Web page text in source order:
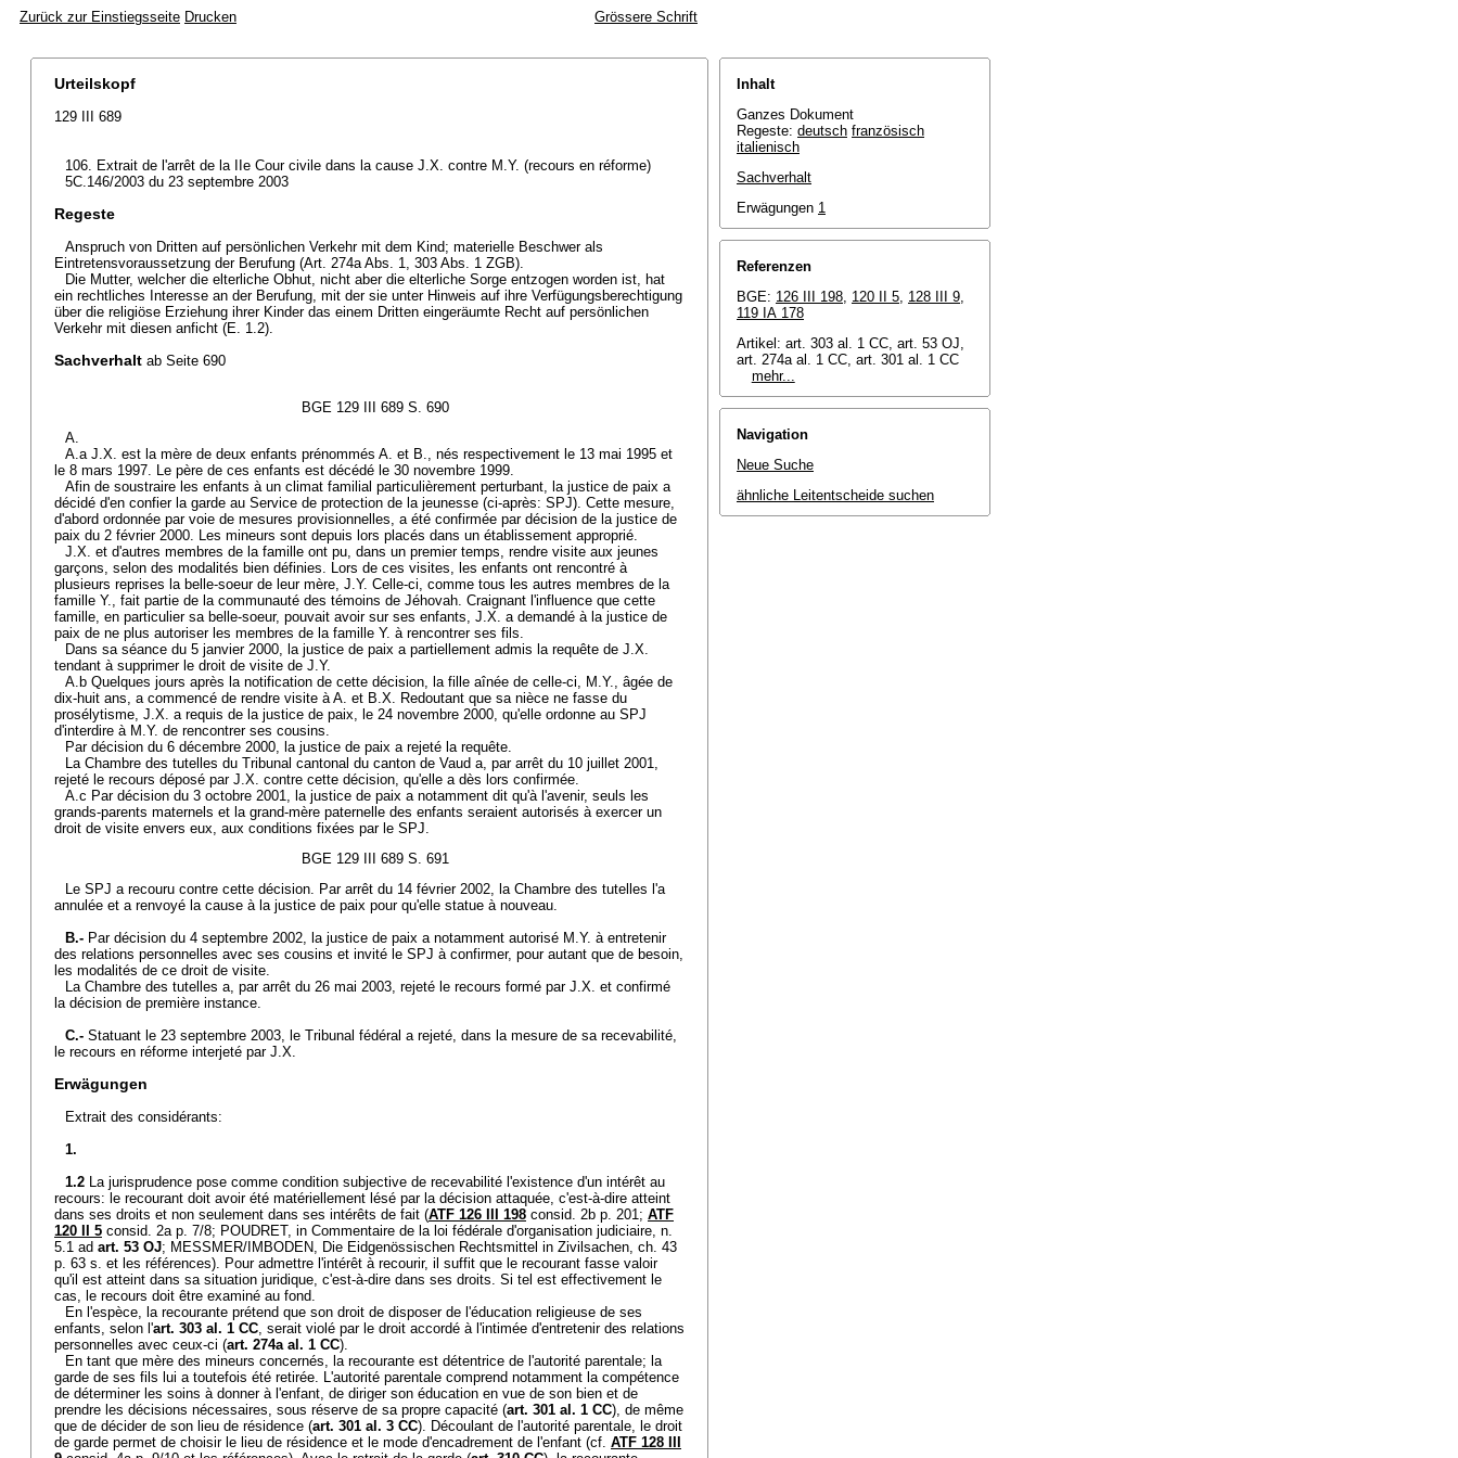
Zurück zur Einstiegsseite Drucken Grössere Schrift
Urteilskopf
129 III 689
106. Extrait de l'arrêt de la IIe Cour civile dans la cause J.X. contre M.Y. (recours en réforme)
5C.146/2003 du 23 septembre 2003
Regeste
Anspruch von Dritten auf persönlichen Verkehr mit dem Kind; materielle Beschwer als
Eintretensvoraussetzung der Berufung (Art. 274a Abs. 1, 303 Abs. 1 ZGB).
Die Mutter, welcher die elterliche Obhut, nicht aber die elterliche Sorge entzogen worden ist, hat
ein rechtliches Interesse an der Berufung, mit der sie unter Hinweis auf ihre Verfügungsberechtigung
über die religiöse Erziehung ihrer Kinder das einem Dritten eingeräumte Recht auf persönlichen
Verkehr mit diesen anficht (E. 1.2).
Sachverhalt ab Seite 690
BGE 129 III 689 S. 690
A.
A.a J.X. est la mère de deux enfants prénommés A. et B., nés respectivement le 13 mai 1995 et
le 8 mars 1997. Le père de ces enfants est décédé le 30 novembre 1999.
Afin de soustraire les enfants à un climat familial particulièrement perturbant, la justice de paix a
décidé d'en confier la garde au Service de protection de la jeunesse (ci-après: SPJ). Cette mesure,
d'abord ordonnée par voie de mesures provisionnelles, a été confirmée par décision de la justice de
paix du 2 février 2000. Les mineurs sont depuis lors placés dans un établissement approprié.
J.X. et d'autres membres de la famille ont pu, dans un premier temps, rendre visite aux jeunes
garçons, selon des modalités bien définies. Lors de ces visites, les enfants ont rencontré à
plusieurs reprises la belle-soeur de leur mère, J.Y. Celle-ci, comme tous les autres membres de la
famille Y., fait partie de la communauté des témoins de Jéhovah. Craignant l'influence que cette
famille, en particulier sa belle-soeur, pouvait avoir sur ses enfants, J.X. a demandé à la justice de
paix de ne plus autoriser les membres de la famille Y. à rencontrer ses fils.
Dans sa séance du 5 janvier 2000, la justice de paix a partiellement admis la requête de J.X.
tendant à supprimer le droit de visite de J.Y.
A.b Quelques jours après la notification de cette décision, la fille aînée de celle-ci, M.Y., âgée de
dix-huit ans, a commencé de rendre visite à A. et B.X. Redoutant que sa nièce ne fasse du
prosélytisme, J.X. a requis de la justice de paix, le 24 novembre 2000, qu'elle ordonne au SPJ
d'interdire à M.Y. de rencontrer ses cousins.
Par décision du 6 décembre 2000, la justice de paix a rejeté la requête.
La Chambre des tutelles du Tribunal cantonal du canton de Vaud a, par arrêt du 10 juillet 2001,
rejeté le recours déposé par J.X. contre cette décision, qu'elle a dès lors confirmée.
A.c Par décision du 3 octobre 2001, la justice de paix a notamment dit qu'à l'avenir, seuls les
grands-parents maternels et la grand-mère paternelle des enfants seraient autorisés à exercer un
droit de visite envers eux, aux conditions fixées par le SPJ.
BGE 129 III 689 S. 691
Le SPJ a recouru contre cette décision. Par arrêt du 14 février 2002, la Chambre des tutelles l'a
annulée et a renvoyé la cause à la justice de paix pour qu'elle statue à nouveau.
B.- Par décision du 4 septembre 2002, la justice de paix a notamment autorisé M.Y. à entretenir
des relations personnelles avec ses cousins et invité le SPJ à confirmer, pour autant que de besoin,
les modalités de ce droit de visite.
La Chambre des tutelles a, par arrêt du 26 mai 2003, rejeté le recours formé par J.X. et confirmé
la décision de première instance.
C.- Statuant le 23 septembre 2003, le Tribunal fédéral a rejeté, dans la mesure de sa recevabilité,
le recours en réforme interjeté par J.X.
Erwägungen
Extrait des considérants:
1.
1.2 La jurisprudence pose comme condition subjective de recevabilité l'existence d'un intérêt au
recours: le recourant doit avoir été matériellement lésé par la décision attaquée, c'est-à-dire atteint
dans ses droits et non seulement dans ses intérêts de fait (ATF 126 III 198 consid. 2b p. 201; ATF
120 II 5 consid. 2a p. 7/8; POUDRET, in Commentaire de la loi fédérale d'organisation judiciaire, n.
5.1 ad art. 53 OJ; MESSMER/IMBODEN, Die Eidgenössischen Rechtsmittel in Zivilsachen, ch. 43
p. 63 s. et les références). Pour admettre l'intérêt à recourir, il suffit que le recourant fasse valoir
qu'il est atteint dans sa situation juridique, c'est-à-dire dans ses droits. Si tel est effectivement le
cas, le recours doit être examiné au fond.
En l'espèce, la recourante prétend que son droit de disposer de l'éducation religieuse de ses
enfants, selon l'art. 303 al. 1 CC, serait violé par le droit accordé à l'intimée d'entretenir des relations
personnelles avec ceux-ci (art. 274a al. 1 CC).
En tant que mère des mineurs concernés, la recourante est détentrice de l'autorité parentale; la
garde de ses fils lui a toutefois été retirée. L'autorité parentale comprend notamment la compétence
de déterminer les soins à donner à l'enfant, de diriger son éducation en vue de son bien et de
prendre les décisions nécessaires, sous réserve de sa propre capacité (art. 301 al. 1 CC), de même
que de décider de son lieu de résidence (art. 301 al. 3 CC). Découlant de l'autorité parentale, le droit
de garde permet de choisir le lieu de résidence et le mode d'encadrement de l'enfant (cf. ATF 128 III
Inhalt
Ganzes Dokument
Regeste: deutsch französisch
italienisch
Sachverhalt
Erwägungen 1
Referenzen
BGE: 126 III 198, 120 II 5, 128 III 9,
119 IA 178
Artikel: art. 303 al. 1 CC, art. 53 OJ,
art. 274a al. 1 CC, art. 301 al. 1 CC
mehr...
Navigation
Neue Suche
ähnliche Leitentscheide suchen